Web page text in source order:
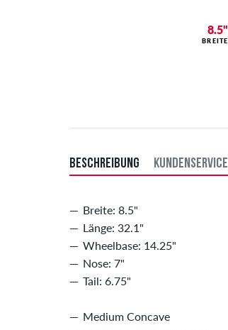
BESCHREIBUNG KUNDENSERVICE
Breite: 8.5"
Länge: 32.1"
Wheelbase: 14.25"
Nose: 7"
Tail: 6.75"
Medium Concave
8.5"
BREITE